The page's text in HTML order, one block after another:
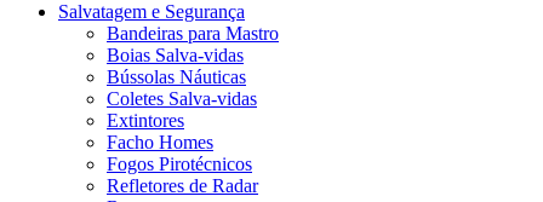
Salvatagem e Segurança
Bandeiras para Mastro
Boias Salva-vidas
Bússolas Náuticas
Coletes Salva-vidas
Extintores
Facho Homes
Fogos Pirotécnicos
Refletores de Radar